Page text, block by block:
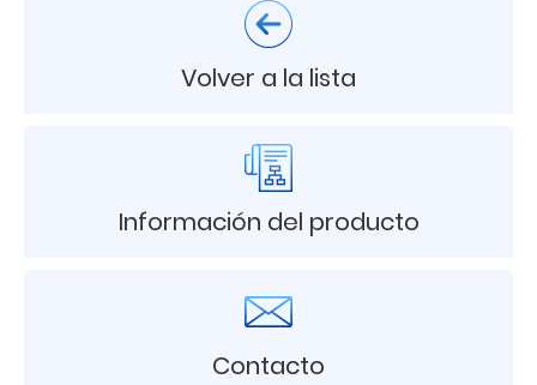
Volver a la lista
Información del producto
Contacto